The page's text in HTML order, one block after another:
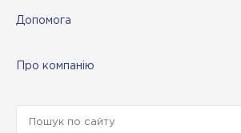
Допомога
Про компанію